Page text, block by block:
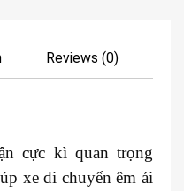
Reviews (0)
cực kì quan trọng
xe di chuyển êm ái